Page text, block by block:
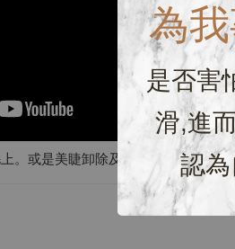
為
是否害
滑,進
認
。或是美睫卸除及清潔。也可沾取